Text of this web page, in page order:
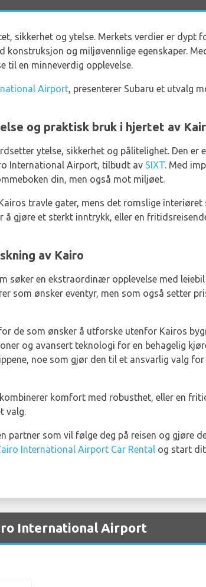
sikkerhet og ytelse. Merkets verdier er dypt
og miljøvennlige egenskaper.
til en minneverdig opplevelse.
Airport, presenterer Subaru et utvalg
og praktisk bruk i hjertet av
ytelse, sikkerhet og pålitelighet. Den er
International Airport, tilbudt av SIXT. Med
din, men også mot miljøet.
travle gater, mens det romslige interiøret
gjøre et sterkt inntrykk, eller en
av Kairo
søker en ekstraordinær opplevelse med
som ønsker eventyr, men som også setter
de som ønsker å utforske utenfor Kairos
og avansert teknologi for en behagelig
noe som gjør den til et ansvarlig valg
komfort med robusthet, eller en
valg.
partner som vil følge deg på reisen og gjøre
International Airport Car Rental og start
International Airport